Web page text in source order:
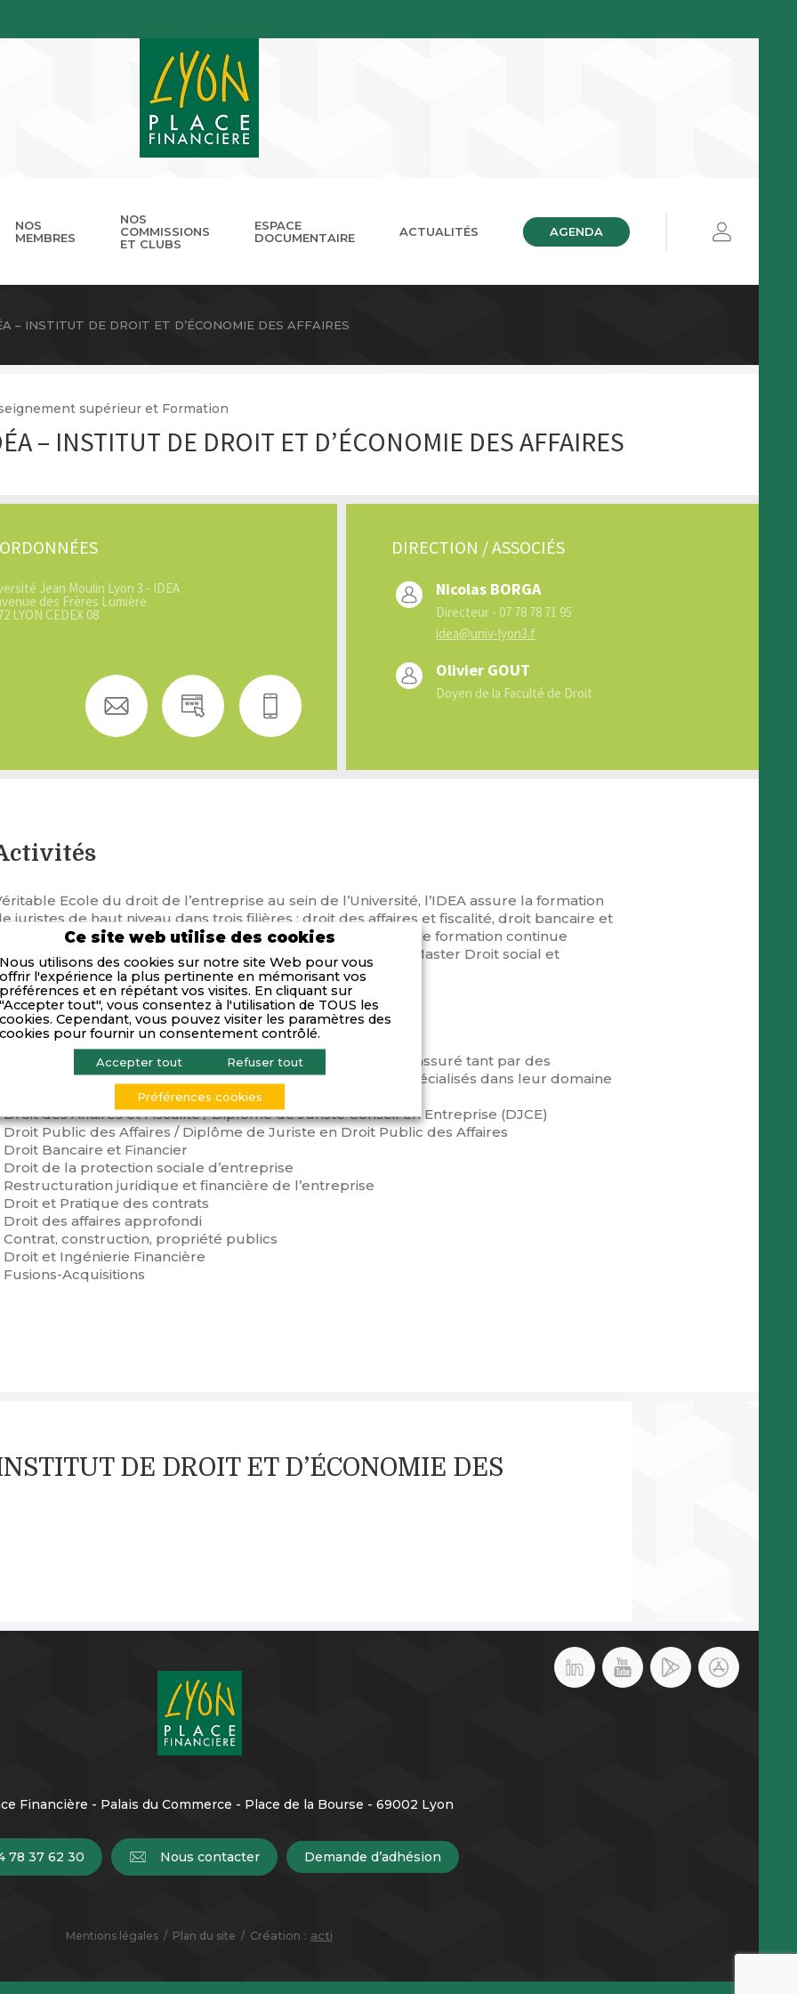
Les missions Le réseau des Places Financières
Présentation Les RDV de LPB Le Forum LPB
NOS
MEMBRES
Devenir membre Club Cordélia Photothèque
NOS
COMMISSIONS
ET CLUBS
ESPACE
DOCUMENTAIRE
ACTUALITÉS AGENDA
– INSTITUT DE DROIT ET D’ÉCONOMIE DES AFFAIRES
supérieur et Formation
– INSTITUT DE DROIT ET D’ÉCONOMIE DES AFFAIRES
Jean Moulin Lyon 3 - IDEA
des Frères Lumière
LYON CEDEX 08
DIRECTION / ASSOCIÉS
Nicolas BORGA
Directeur - 07 78 78 71 95
idea@univ-lyon3.f
Olivier GOUT
Doyen de la Faculté de Droit
Ecole du droit de l’entreprise au sein de l’Université, l’IDEA assure la formation
juristes de haut niveau dans trois filières : droit des affaires et fiscalité, droit bancaire et
financier, droit public des affaires. En outre, l’IDEA propose une formation continue
diplômante en Master Droit des affaires et fiscalité/DJCE, en Master Droit social et
Relations du travail en Master Fusions-Acquisitions.
Compétences
L’IDEA délivre des masters professionnalisants d’excellence assuré tant par des
universitaires de renom que par des praticiens hautement spécialisés dans leur domaine
Droit des Affaires et Fiscalité / Diplôme de Juriste Conseil en Entreprise (DJCE)
Droit Public des Affaires / Diplôme de Juriste en Droit Public des Affaires
Droit Bancaire et Financier
Droit de la protection sociale d’entreprise
Restructuration juridique et financière de l’entreprise
Droit et Pratique des contrats
Droit des affaires approfondi
Contrat, construction, propriété publics
Droit et Ingénierie Financière
Fusions-Acquisitions
DE DROIT ET D’ÉCONOMIE DES
Financière - Palais du Commerce - Place de la Bourse - 69002 Lyon
78 37 62 30 Nous contacter Demande d’adhésion
Mentions légales Plan du site Création : acti
Ce site web utilise des cookies
Nous utilisons des cookies sur notre site Web pour vous
offrir l'expérience la plus pertinente en mémorisant vos
préférences et en répétant vos visites. En cliquant sur
"Accepter tout", vous consentez à l'utilisation de TOUS les
cookies. Cependant, vous pouvez visiter les paramètres des
cookies pour fournir un consentement contrôlé.
Accepter tout Refuser tout
Préférences cookies